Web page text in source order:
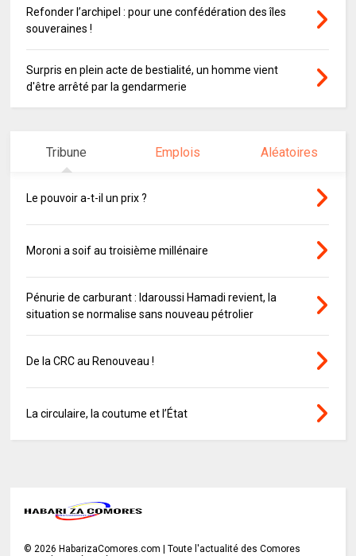
Refonder l’archipel : pour une confédération des îles
souveraines !
Surpris en plein acte de bestialité, un homme vient
d'être arrêté par la gendarmerie
Tribune Emplois Aléatoires
Le pouvoir a-t-il un prix ?
Moroni a soif au troisième millénaire
Pénurie de carburant : Idaroussi Hamadi revient, la
situation se normalise sans nouveau pétrolier
De la CRC au Renouveau !
La circulaire, la coutume et l’État
© 2026 HabarizaComores.com | Toute l'actualité des Comores